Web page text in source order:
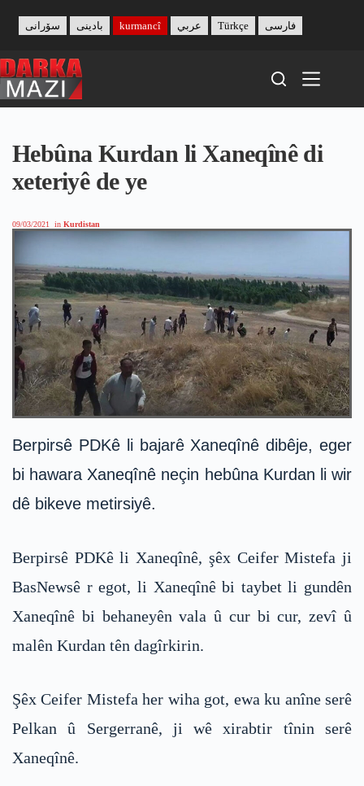
content
بادینی سۆرانی kurmancî عربي Türkçe فارسی
Hebûna Kurdan li Xaneqînê di
xeteriyê de ye
09/03/2021 in Kurdistan
Berpirsê PDKê li bajarê Xaneqînê dibêje, eger
bi hawara Xaneqînê neçin hebûna Kurdan li wir
dê bikeve metirsiyê.
Berpirsê PDKê li Xaneqînê, şêx Ceifer Mistefa ji
BasNewsê r egot, li Xaneqînê bi taybet li gundên
Xaneqînê bi behaneyên vala û cur bi cur, zevî û
malên Kurdan tên dagîrkirin.
Şêx Ceifer Mistefa her wiha got, ewa ku anîne serê
Pelkan û Sergerranê, ji wê xirabtir tînin serê
Xaneqînê.